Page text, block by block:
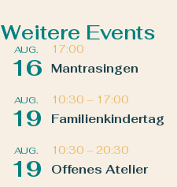
Weitere Events
AUG.
16
17:00
Mantrasingen
AUG.
19
10:30 – 17:00
Familienkindertag
AUG.
19
10:30 – 20:30
Offenes Atelier